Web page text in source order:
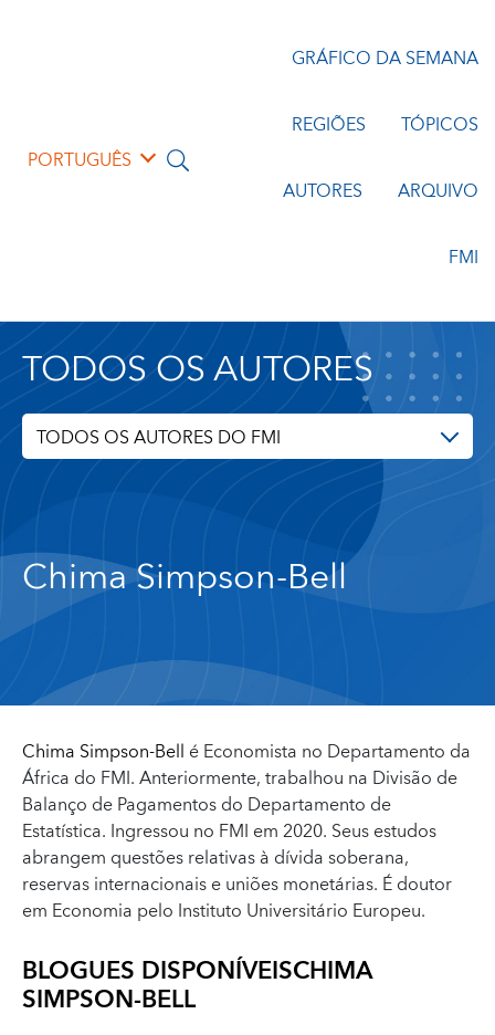
PORTUGUÊS
GRÁFICO DA SEMANA
REGIÕES TÓPICOS
AUTORES ARQUIVO
FMI
TODOS OS AUTORES
TODOS OS AUTORES DO FMI
Chima Simpson-Bell
Chima Simpson-Bell é Economista no Departamento da
África do FMI. Anteriormente, trabalhou na Divisão de
Balanço de Pagamentos do Departamento de
Estatística. Ingressou no FMI em 2020. Seus estudos
abrangem questões relativas à dívida soberana,
reservas internacionais e uniões monetárias. É doutor
em Economia pelo Instituto Universitário Europeu.
BLOGUES DISPONÍVEISCHIMA
SIMPSON-BELL